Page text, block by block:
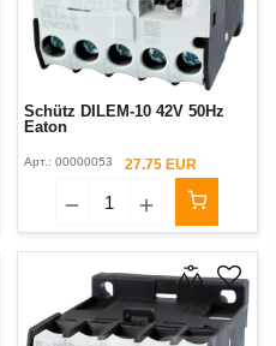
Schütz DILEM-10 42V 50Hz
Eaton
Арт.: 00000053 27.75 EUR